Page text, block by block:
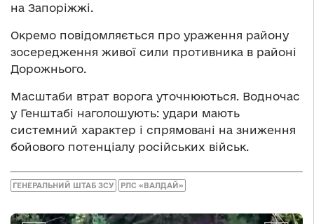
на Запоріжжі.
Окремо повідомляється про ураження району
зосередження живої сили противника в районі
Дорожнього.
Масштаби втрат ворога уточнюються. Водночас
у Генштабі наголошують: удари мають
системний характер і спрямовані на зниження
бойового потенціалу російських військ.
ГЕНЕРАЛЬНИЙ ШТАБ ЗСУ РЛС «ВАЛДАЙ»